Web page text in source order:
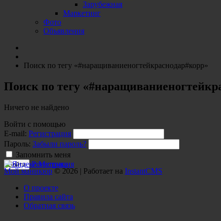
Зарубежная
Маркетинг
Фото
Объявления
Поиск по тегу «#наращиваниеногтейкраснодар#корр»
Поиск по тегу
Ничего не найдено
Войти с помощью
E-mail: Регистрация
Пароль: Забыли пароль?
Запомнить меня
Регистрация
Мой маникюр© 2026 | Работает на InstantCMS
О проекте
Правила сайта
Обратная связь